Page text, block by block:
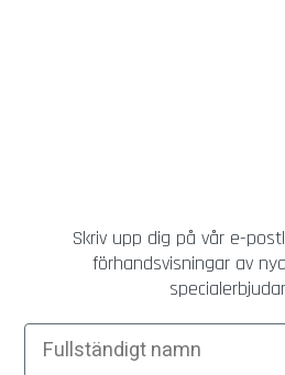
Skriv upp dig på vår e-
förhandsvisningar av
Fullständigt namn